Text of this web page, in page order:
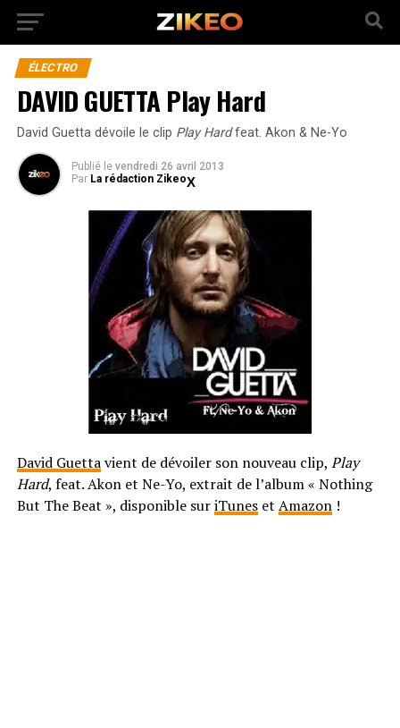
ÉLECTRO
DAVID GUETTA Play Hard
David Guetta dévoile le clip Play Hardfeat. Akon & Ne-Yo
Publié le vendredi 26 avril 2013
Par La rédaction Zikeo
David Guettavient de dévoiler son nouveau clip, Play
Hard, feat. Akon et Ne-Yo, extrait de l’album « Nothing
But The Beat », disponible suriTuneset Amazon!